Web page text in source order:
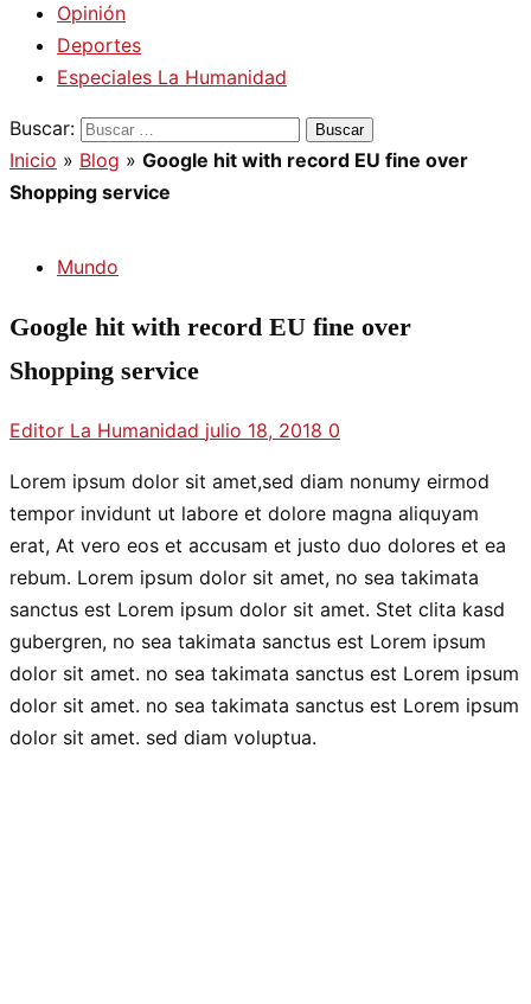
Opinión
Deportes
Especiales La Humanidad
Buscar:
Inicio » Blog » Google hit with record EU fine over
Shopping service
Mundo
Google hit with record EU fine over
Shopping service
Editor La Humanidad julio 18, 2018 0
Lorem ipsum dolor sit amet,sed diam nonumy eirmod
tempor invidunt ut labore et dolore magna aliquyam
erat, At vero eos et accusam et justo duo dolores et ea
rebum. Lorem ipsum dolor sit amet, no sea takimata
sanctus est Lorem ipsum dolor sit amet. Stet clita kasd
gubergren, no sea takimata sanctus est Lorem ipsum
dolor sit amet. no sea takimata sanctus est Lorem ipsum
dolor sit amet. no sea takimata sanctus est Lorem ipsum
dolor sit amet. sed diam voluptua.